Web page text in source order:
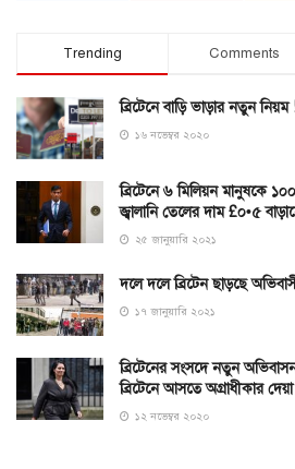
Trending Comments
ব্রিটেনে বাড়ি ভাড়ার নতুন
১৬ নভেম্বর ২০২০
ব্রিটেনে ৬ মিলিয়ন মানুষকে
জ্বালানি তেলের দাম £০•৫
২৫ জানুয়ারি ২০২১
দলে দলে ব্রিটেন ছাড়ছে
১৭ জানুয়ারি ২০২১
ব্রিটেনের সংসদে নতুন
ব্রিটেনে আসতে অগ্রাধীকার
১২ নভেম্বর ২০২০